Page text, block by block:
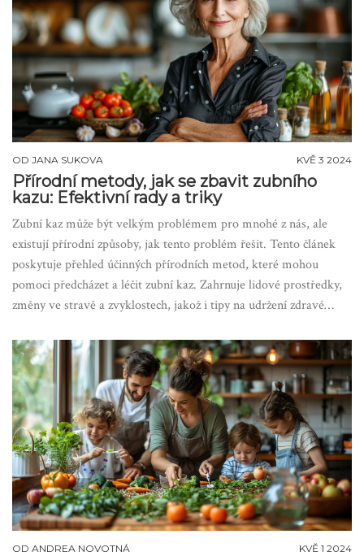
OD JANA SUKOVA KVĚ 3 2024
Přírodní metody, jak se zbavit zubního
kazu: Efektivní rady a triky
Zubní kaz může být velkým problémem pro mnohé z nás, ale
existují přírodní způsoby, jak tento problém řešit. Tento článek
poskytuje přehled účinných přírodních metod, které mohou
pomoci předcházet a léčit zubní kaz. Zahrnuje lidové prostředky,
změny ve stravě a zvyklostech, jakož i tipy na udržení zdravé
vlivu přírodních ingrediencí na zubní kaz a radí, jak tyto poznatky
využít v každodenním životě.
OD ANDREA NOVOTNÁ KVĚ 1 2024